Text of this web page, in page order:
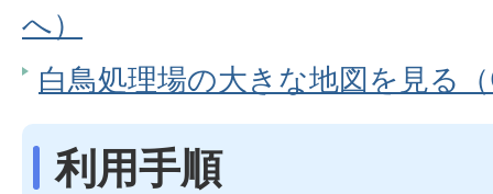
へ）
白鳥処理場の大きな地図を見る
利用手順